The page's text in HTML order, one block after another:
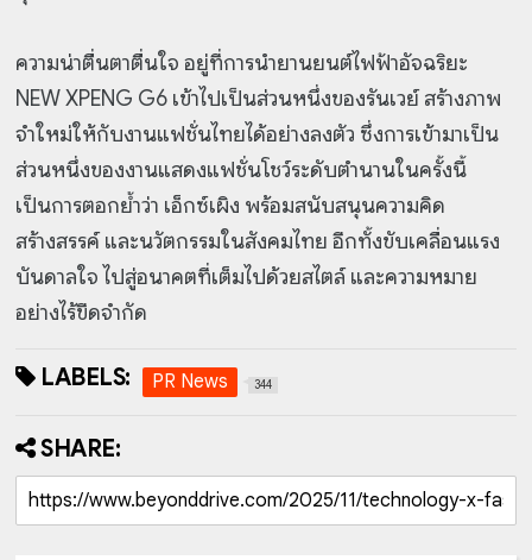
ความน่าตื่นตาตื่นใจ อยู่ที่การนำยานยนต์ไฟฟ้าอัจฉริยะ
NEW XPENG G6 เข้าไปเป็นส่วนหนึ่งของรันเวย์ สร้างภาพ
จำใหม่ให้กับงานแฟชั่นไทยได้อย่างลงตัว ซึ่งการเข้ามาเป็น
ส่วนหนึ่งของงานแสดงแฟชั่นโชว์ระดับตำนานในครั้งนี้
เป็นการตอกย้ำว่า เอ็กซ์เผิง พร้อมสนับสนุนความคิด
สร้างสรรค์ และนวัตกรรมในสังคมไทย อีกทั้งขับเคลื่อนแรง
บันดาลใจ ไปสู่อนาคตที่เต็มไปด้วยสไตล์ และความหมาย
อย่างไร้ขีดจำกัด
LABELS: PR News 344
SHARE: